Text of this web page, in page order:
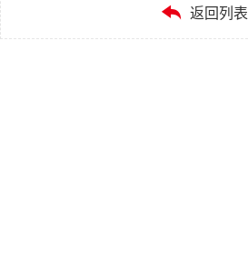
 返回列表